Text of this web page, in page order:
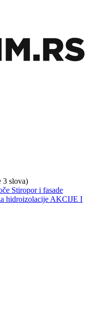
3 slova)
Stiropor i fasade
hidroizolacije AKCIJE I